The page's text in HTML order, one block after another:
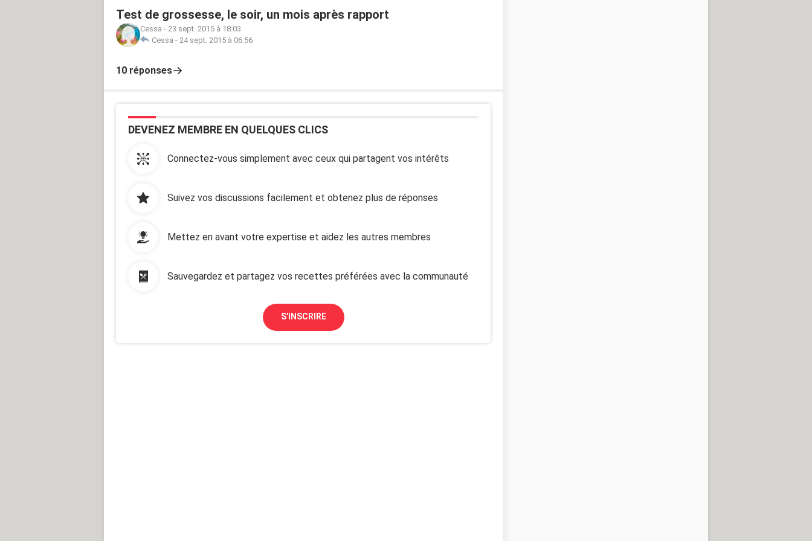
Test de grossesse, le soir, un mois après rapport
Cessa - 23 sept. 2015 à 18:03
Cessa - 24 sept. 2015 à 06:56
10 réponses
DEVENEZ MEMBRE EN QUELQUES CLICS
Connectez-vous simplement avec ceux qui partagent vos intérêts
Suivez vos discussions facilement et obtenez plus de réponses
Mettez en avant votre expertise et aidez les autres membres
Sauvegardez et partagez vos recettes préférées avec la communauté
S'INSCRIRE